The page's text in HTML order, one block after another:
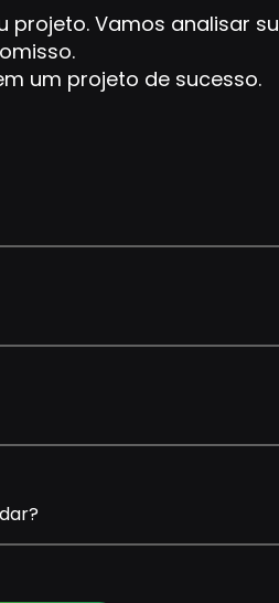
Vamos analisar
um projeto de sucesso.